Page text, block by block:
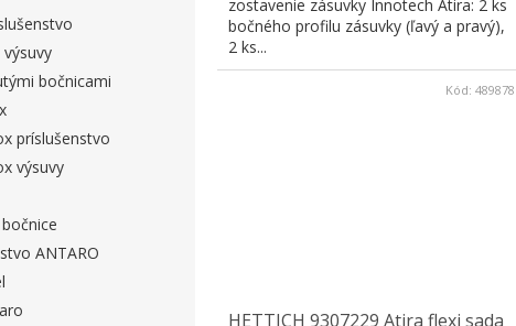
bočnicami
príslušenstvo
výsuvy
ANTARO
zostavenie zásuvky Innotech Atira: 2 ks
bočného profilu zásuvky (ľavý a pravý),
2 ks...
HETTICH 9307229 Atira flexi sada
Kód: 489878